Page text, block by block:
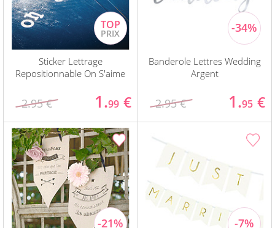
Sticker Lettrage
Repositionnable On S'aime
2.95 € 1.99 €
Banderole Lettres Wedding
Argent
2.95 € 1.95 €